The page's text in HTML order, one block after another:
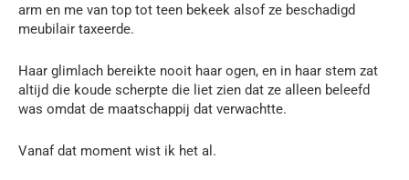
arm en me van top tot teen bekeek alsof ze beschadigd
meubilair taxeerde.
Haar glimlach bereikte nooit haar ogen, en in haar stem zat
altijd die koude scherpte die liet zien dat ze alleen beleefd
was omdat de maatschappij dat verwachtte.
Vanaf dat moment wist ik het al.